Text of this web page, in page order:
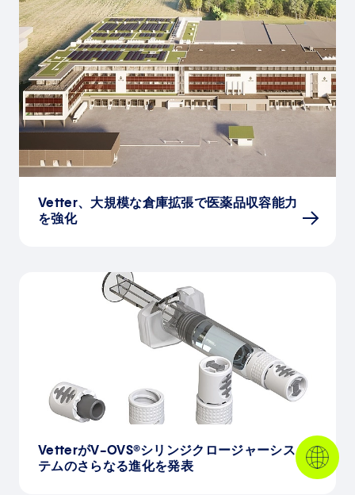
Vetter、大規模な倉庫拡張で医薬品収容能力
を強化
VetterがV-OVS®シリンジクロージャーシス
テムのさらなる進化を発表